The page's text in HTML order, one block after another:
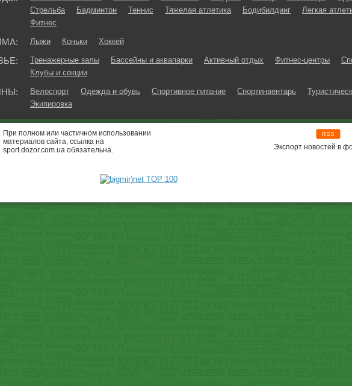
Стрельба
Бадминтон Теннис Тяжелая атлетика Бодибилдинг Легкая
Фитнес
Лыжи Коньки Хоккей
Тренажерные залы Бассейны и аквапарки Активный отдых Фитнес-центры
Клубы и секции
Велоспорт Одежда и обувь Спортивное питание Спортинвентарь
Экипировка
При полном или частичном использовании
материалов сайта, ссылка на
sport.dozor.com.ua обязательна.
Экспорт новостей в